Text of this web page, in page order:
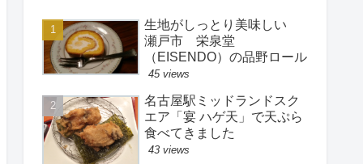
生地がしっとり美味しい
瀬戸市 栄泉堂
（EISENDO）の品野ロール
45 views
名古屋駅ミッドランドスク
エア「宴 ハゲ天」で天ぷら
食べてきました
43 views